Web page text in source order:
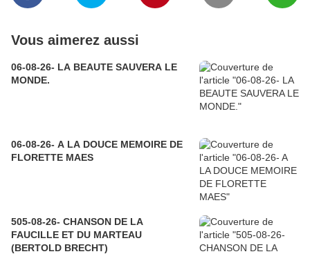
Vous aimerez aussi
06-08-26- LA BEAUTE SAUVERA LE
MONDE.
06-08-26- A LA DOUCE MEMOIRE DE
FLORETTE MAES
505-08-26- CHANSON DE LA
FAUCILLE ET DU MARTEAU
(BERTOLD BRECHT)